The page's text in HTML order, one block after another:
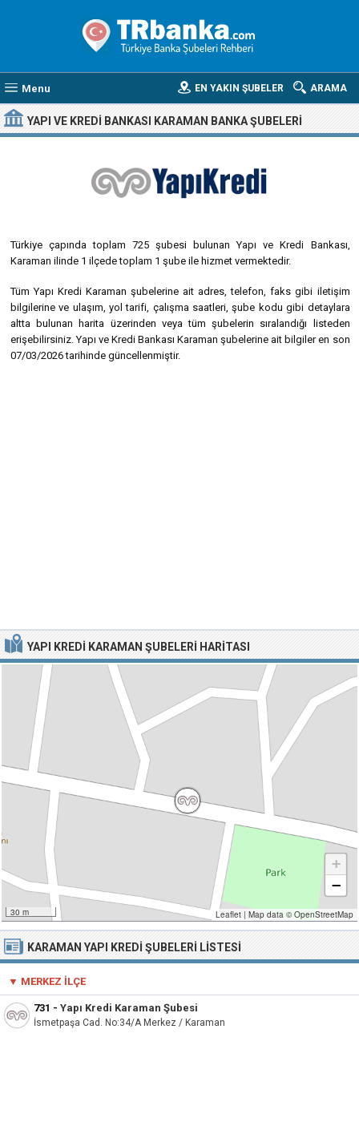
Menu ARAMA
EN YAKIN ŞUBELER
YAPI VE KREDI BANKASI KARAMAN BANKA ŞUBELERI
Türkiye çapında toplam 725 şubesi bulunan Yapı ve Kredi Bankası,
Karaman ilinde 1 ilçede toplam 1 şube ile hizmet vermektedir.
Tüm Yapı Kredi Karaman şubelerine ait adres, telefon, faks gibi iletişim
bilgilerine ve ulaşım, yol tarifi, çalışma saatleri, şube kodu gibi detaylara
altta bulunan harita üzerinden veya tüm şubelerin sıralandığı listeden
erişebilirsiniz. Yapı ve Kredi Bankası Karaman şubelerine ait bilgiler en son
07/03/2026 tarihinde güncellenmiştir.
YAPI KREDI KARAMAN ŞUBELERI HARITASI
30 m
+
−
Leaflet | Map data ©OpenStreetMap
KARAMAN YAPI KREDI ŞUBELERI LISTESI
▼ MERKEZ İLÇE
731 - Yapı Kredi Karaman Şubesi
İsmetpaşa Cad. No:34/A Merkez / Karaman